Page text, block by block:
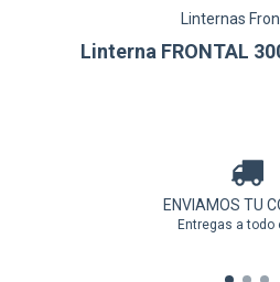
Linternas
Linterna FRONTAL
ENVIAMOS TU
Entregas a todo